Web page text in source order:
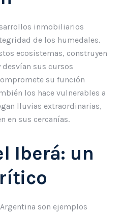
inmobiliarios
de los humedales.
ecosistemas, construyen
sus cursos
su función
los hace vulnerables a
lluvias extraordinarias,
en sus cercanías.
Iberá: un
son ejemplos